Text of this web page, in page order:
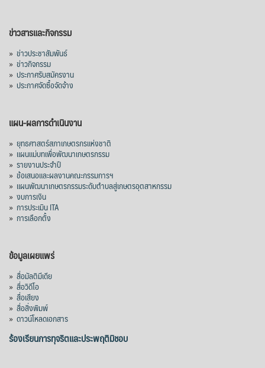
ข่าวสารและกิจกรรม
» ข่าวประชาสัมพันธ์
» ข่าวกิจกรรม
» ประกาศรับสมัครงาน
» ประกาศจัดซื้อจัดจ้าง
แผน-ผลการดำเนินงาน
» ยุทธศาสตร์สภาเกษตรกรแห่งชาติ
» แผนแม่บทเพื่อพัฒนาเกษตรกรรม
» รายงานประจำปี
» ข้อเสนอและผลงานคณะกรรมการฯ
» แผนพัฒนาเกษตรกรรมระดับตำบลสู่เกษตรอุตสาหกรรม
» งบการเงิน
» การประเมิน ITA
» การเลือกตั้ง
ข้อมูลเผยแพร่
» สื่อมัลติมีเดีย
» สื่อวิดีโอ
» สื่อเสียง
» สื่อสิ่งพิมพ์
» ดาวน์โหลดเอกสาร
ร้องเรียนการทุจริตและประพฤติมิชอบ